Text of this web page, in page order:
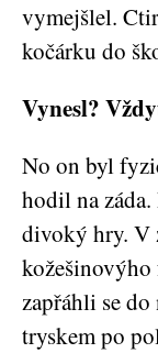
vymejšlel.
kočárku do
Vynesl?
No on byl
hodil na
divoký hry. V
zapřáhli se
tryskem po